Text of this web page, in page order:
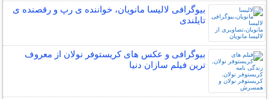
بیوگرافی لالیسا مانویان، خواننده ی رپ و رقصنده ی
تایلندی
بیوگرافی و عکس های کریستوفر نولان از معروف
ترین فیلم سازان دنیا